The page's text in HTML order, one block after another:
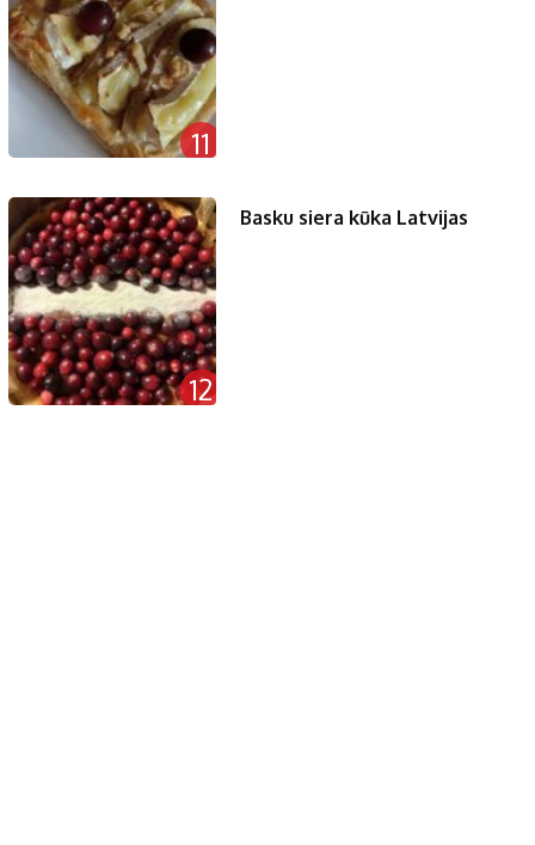
11
12
Basku siera kūka Latvijas